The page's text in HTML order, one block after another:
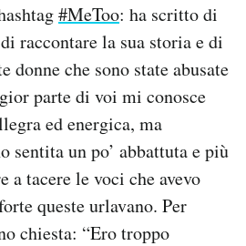
#MeToo: ha scritto di
raccontare la sua storia e di
donne che sono state abusate
parte di voi mi conosce
ed energica, ma
sentita un po’ abbattuta e più
a tacere le voci che avevo
queste urlavano. Per
chiesta: “Ero troppo